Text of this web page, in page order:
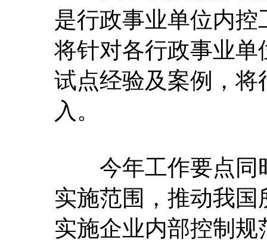
是行政事业单位内
将针对各行政事业
试点经验及案例，
入。
今年工作要点同
实施范围，推动我
实施企业内部控制